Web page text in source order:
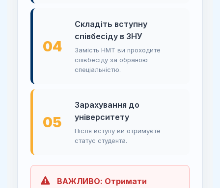
04
Складіть вступну
співбесіду в ЗНУ
Замість НМТ ви проходите
співбесіду за обраною
спеціальністю.
05
Зарахування до
університету
Після вступу ви отримуєте
статус студента.
ВАЖЛИВО: Отримати